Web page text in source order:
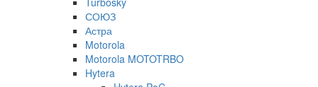
СОЮЗ
Астра
Motorola
Motorola MOTOTRBO
Hytera